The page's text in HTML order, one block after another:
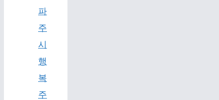
파
주
시
행
복
주